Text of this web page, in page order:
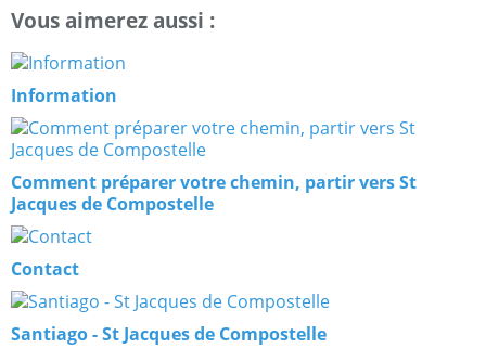
Vous aimerez aussi :
Information
Comment préparer votre chemin, partir vers St
Jacques de Compostelle
Contact
Santiago - St Jacques de Compostelle